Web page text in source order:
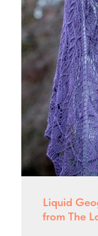
Liquid
from The